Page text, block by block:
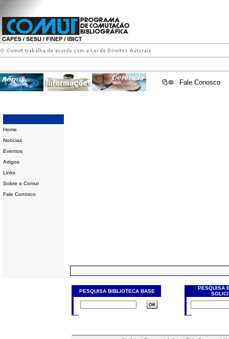
Fale Conosco
Home
Notícias
Eventos
Artigos
Links
Sobre o Comut
Fale Conosco
PESQUISA BIBLIOTECA BASE
PESQUISA